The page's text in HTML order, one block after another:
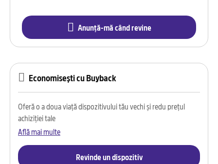
Anunță-mă când revine
Economisești cu Buyback
Oferă o a doua viață dispozitivului tău vechi și redu prețul
achiziției tale
Află mai multe
Revinde un dispozitiv